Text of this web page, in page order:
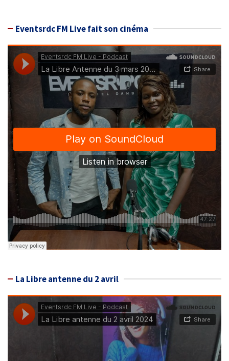
Eventsrdc FM Live fait son cinéma
La Libre antenne du 2 avril